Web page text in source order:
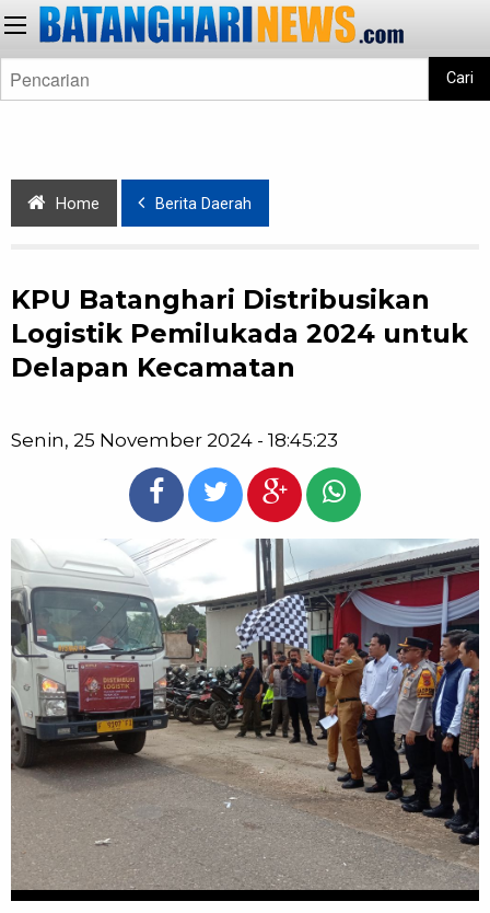
Cari
Home Berita Daerah
KPU Batanghari Distribusikan
Logistik Pemilukada 2024 untuk
Delapan Kecamatan
Senin, 25 November 2024 - 18:45:23